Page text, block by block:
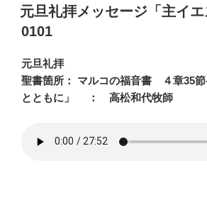
稿
日:
元旦礼拝メッセージ「主イエ
0101
元旦礼拝
聖書箇所： マルコの福音書 ４章35
とともに」 ： 高松和代牧師